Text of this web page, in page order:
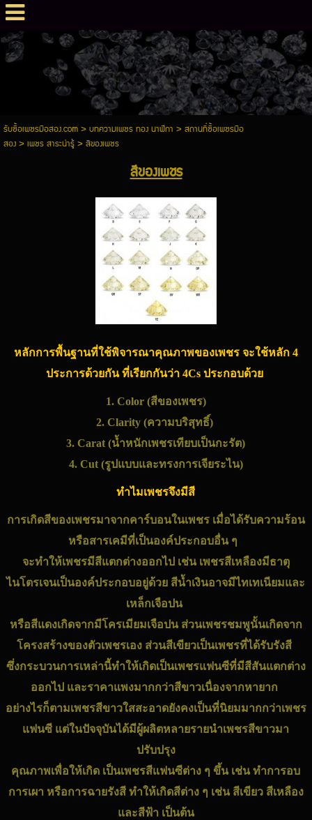
รับซื้อเพชรมือสอง.com> บทความเพชร ทอง นาฬิกา > สถานที่ซื้อเพชรมือ
สอง> เพชร สาระน่ารู้> สีของเพชร
สีของเพชร
หลักการพื้นฐานที่ใช้พิจารณาคุณภาพของเพชร จะใช้หลัก 4
ประการด้วยกัน ที่เรียกกันว่า 4Cs ประกอบด้วย
1. Color (สีของเพชร)
2. Clarity (ความบริสุทธิ์)
3. Carat (น้ำหนักเพชรเทียบเป็นกะรัต)
4. Cut (รูปแบบและทรงการเจียระไน)
ทำไมเพชรจึงมีสี
การเกิดสีของเพชรมาจากคาร์บอนในเพชรเมื่อได้รับความร้อน
หรือสารเคมีที่เป็นองค์ประกอบอื่น ๆ
จะทำให้เพชรมีสีแตกต่างออกไป เช่น เพชรสีเหลืองมีธาตุ
ไนโตรเจนเป็นองค์ประกอบอยู่ด้วย สีน้ำเงินอาจมีไทเทเนียมและ
เหล็กเจือปน
หรือสีแดงเกิดจากมีโครเมียมเจือปน ส่วนเพชรชมพูนั้นเกิดจาก
โครงสร้างของตัวเพชรเอง ส่วนสีเขียวเป็นเพชรที่ได้รับรังสี
ซึ่งกระบวนการเหล่านี้ทำให้เกิดเป็นเพชรแฟนซีที่มีสีสันแตกต่าง
ออกไป และราคาแพงมากกว่าสีขาวเนื่องจากหายาก
อย่างไรก็ตามเพชรสีขาวใสสะอาดยังคงเป็นที่นิยมมากกว่าเพชร
แฟนซี แต่ในปัจจุบันได้มีผู้ผลิตหลายรายนำเพชรสีขาวมา
ปรับปรุง
คุณภาพเพื่อให้เกิด เป็นเพชรสีแฟนซีต่าง ๆ ขึ้น เช่น ทำการอบ
การเผา หรือการฉายรังสี ทำให้เกิดสีต่าง ๆ เช่น สีเขียว สีเหลือง
และสีฟ้า เป็นต้น